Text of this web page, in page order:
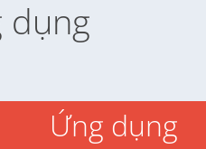
dụng
Ứng dụng